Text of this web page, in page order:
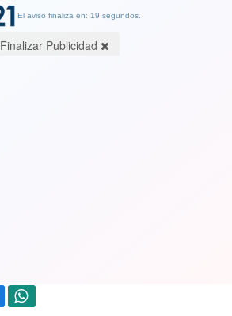
El aviso finaliza en: 19 segundos.
Finalizar Publicidad